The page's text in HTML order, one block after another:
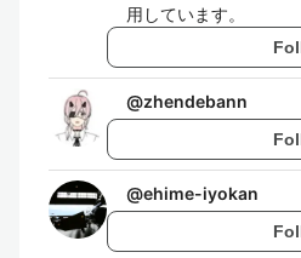
用しています。
@zhendebann
@ehime-iyokan